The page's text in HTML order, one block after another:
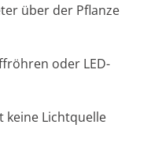
über der Pflanze
oder LED-
keine Lichtquelle